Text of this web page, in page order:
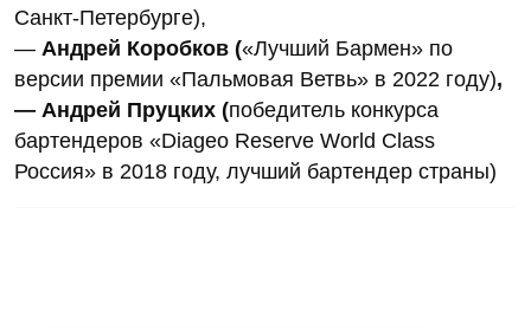
Санкт-Петербурге),
— Андрей Коробков («Лучший Бармен» по
версии премии «Пальмовая Ветвь» в 2022 году),
— Андрей Пруцких (победитель конкурса
бартендеров «Diageo Reserve World Class
Россия» в 2018 году, лучший бартендер страны)